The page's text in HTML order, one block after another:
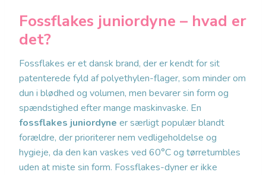
Fossflakes juniordyne – hvad er
det?
Fossflakes er et dansk brand, der er kendt for sit
patenterede fyld af polyethylen-flager, som minder om
dun i blødhed og volumen, men bevarer sin form og
spændstighed efter mange maskinvaske. En
fossflakes juniordyne er særligt populær blandt
forældre, der prioriterer nem vedligeholdelse og
hygieje, da den kan vaskes ved 60°C og tørretumbles
uden at miste sin form. Fossflakes-dyner er ikke